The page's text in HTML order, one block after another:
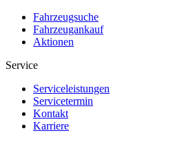
Fahrzeugsuche
Fahrzeugankauf
Aktionen
Service
Serviceleistungen
Servicetermin
Kontakt
Karriere